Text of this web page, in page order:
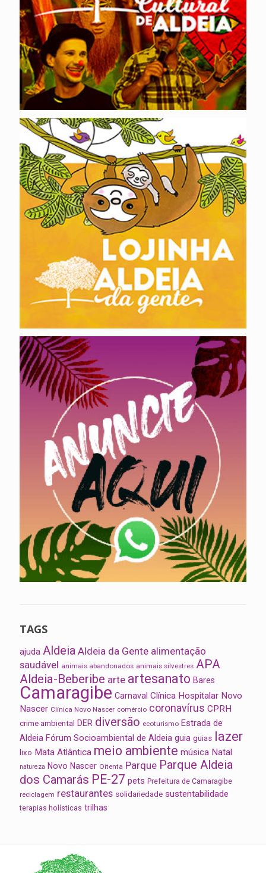
TAGS
ajuda Aldeia Aldeia da Gente alimentação
saudável animais abandonados animais silvestres APA
Aldeia-Beberibe arte artesanato Bares
Camaragibe Carnaval Clínica Hospitalar Novo
Nascer Clínica Novo Nascer comércio coronavírus CPRH
crime ambiental DER diversão ecoturismo Estrada de
Aldeia Fórum Socioambiental de Aldeia guia guias lazer
lixo Mata Atlântica meio ambiente música Natal
natureza Novo Nascer Oitenta Parque Parque Aldeia
dos Camarás PE-27 pets Prefeitura de Camaragibe
reciclagem restaurantes solidariedade sustentabilidade
terapias holísticas trilhas